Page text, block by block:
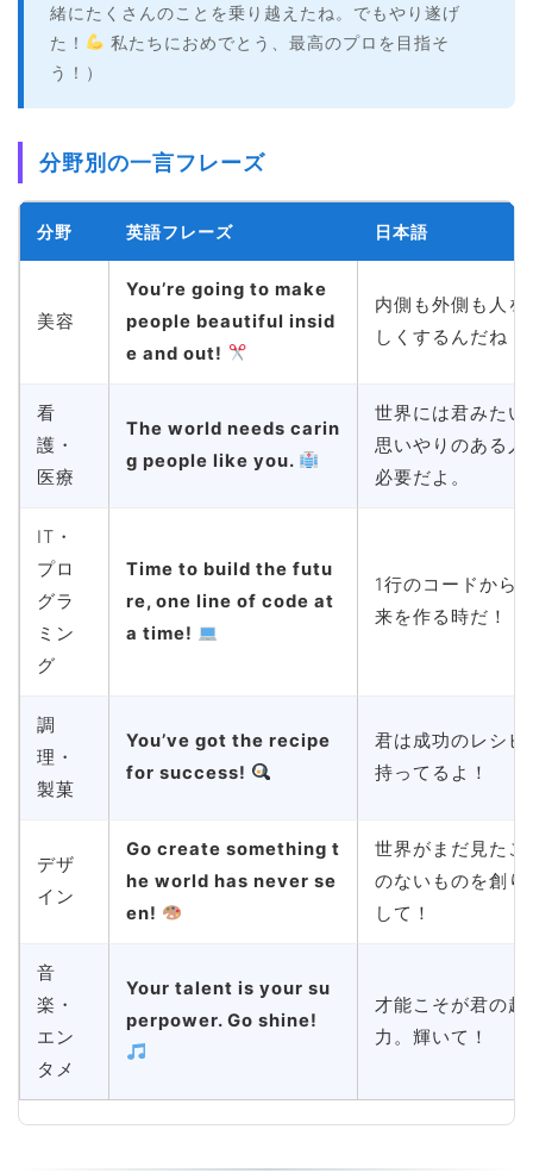
緒にたくさんのことを乗り越えたね。でもやり遂げ
た！
私たちにおめでとう、最高のプロを目指そ
う！）
分野別の一言フレーズ
分野 英語フレーズ 日本語
美容
You’re going to make
people beautiful insid
e and out!
内側も外側も人を
しくするんだね！
看
護・
医療
The world needs carin
g people like you.
世界には君みたい
思いやりのある人
必要だよ。
IT・
プロ
グラ
ミン
グ
Time to build the futu
re, one line of code at
a time!
1行のコードから
来を作る時だ！
調
理・
製菓
You’ve got the recipe
for success!
君は成功のレシピ
持ってるよ！
デザ
イン
Go create something t
he world has never se
en!
世界がまだ見たこ
のないものを創り
して！
音
楽・
エン
タメ
Your talent is your su
perpower. Go shine!
才能こそが君の超
力。輝いて！